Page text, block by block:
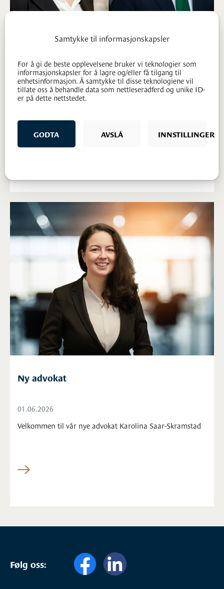
Lederskifte i Advokatfirmaet Mageli DA
04.06.2026
Mageli, fratrer Trude Holmen denne rollen med virkning
fra 1. juni 2026. Hun etterfølges av Øyvind Erga Skjeseth.
Ny advokat
01.06.2026
Velkommen til vår nye advokat Karolina Saar-Skramstad
Følg oss:
Samtykke til informasjonskapsler
For å gi de beste opplevelsene bruker vi teknologier som
informasjonskapsler for å lagre og/eller få tilgang til
enhetsinformasjon. Å samtykke til disse teknologiene vil
tillate oss å behandle data som nettleseradferd og unike ID-
er på dette nettstedet.
GODTA AVSLÅ INNSTILLINGER